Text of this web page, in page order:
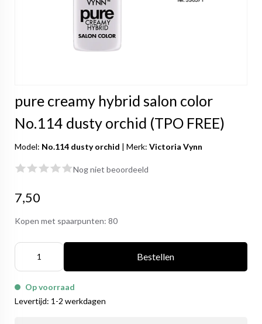
pure creamy hybrid salon color
No.114 dusty orchid (TPO FREE)
Model: No.114 dusty orchid | Merk: Victoria Vynn
Nog niet beoordeeld
7,50
Kopen met spaarpunten: 80
Bestellen
Op voorraad
Levertijd: 1-2 werkdagen